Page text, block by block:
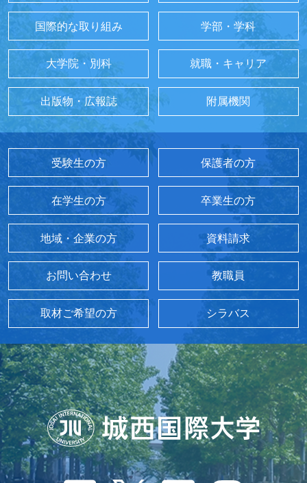
国際的な取り組み 学部・学科
大学院・別科 就職・キャリア
出版物・広報誌 附属機関
受験生の方 保護者の方
在学生の方 卒業生の方
地域・企業の方 資料請求
お問い合わせ 教職員
取材ご希望の方 シラバス